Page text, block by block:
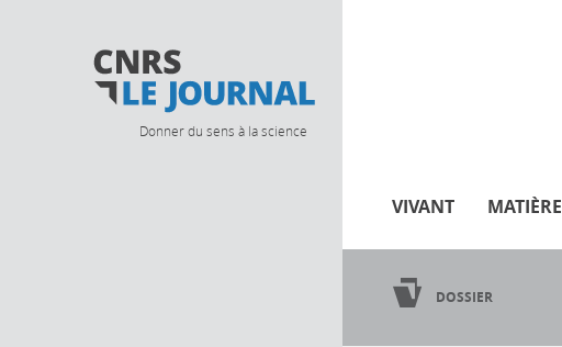
Donner du sens à la science
VIVANT MATIÈRE
DOSSIER